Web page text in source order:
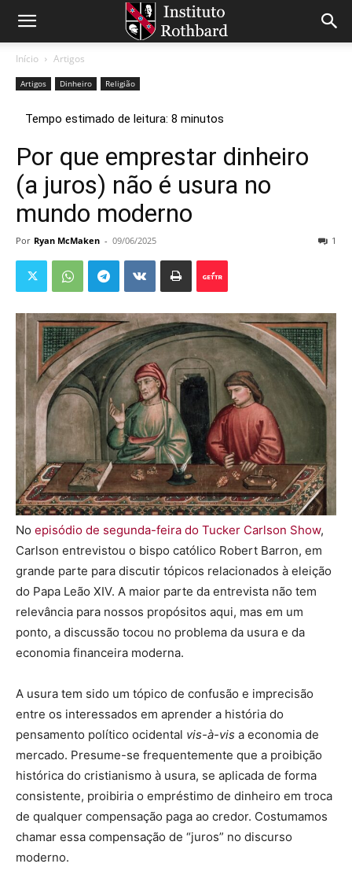
Início Artigos
Artigos Dinheiro Religião
Por que emprestar dinheiro
(a juros) não é usura no
mundo moderno
Por Ryan McMaken - 09/06/2025 1
No episódio de segunda-feira do Tucker Carlson Show,
Carlson entrevistou o bispo católico Robert Barron, em
grande parte para discutir tópicos relacionados à eleição
do Papa Leão XIV. A maior parte da entrevista não tem
relevância para nossos propósitos aqui, mas em um
ponto, a discussão tocou no problema da usura e da
economia financeira moderna.
A usura tem sido um tópico de confusão e imprecisão
entre os interessados em aprender a história do
pensamento político ocidental vis-à-vis a economia de
mercado. Presume-se frequentemente que a proibição
histórica do cristianismo à usura, se aplicada de forma
consistente, proibiria o empréstimo de dinheiro em troca
de qualquer compensação paga ao credor. Costumamos
chamar essa compensação de “juros” no discurso
moderno.